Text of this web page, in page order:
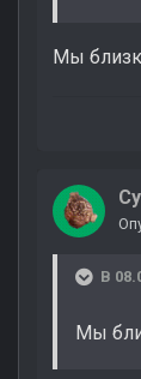
Мы
В
Мы